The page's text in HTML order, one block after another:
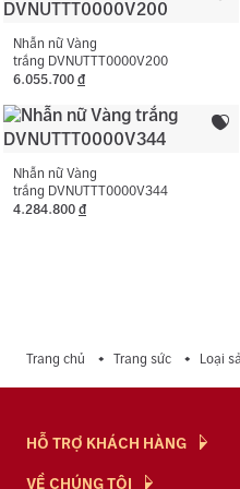
vàng.
Nhẫn nữ Vàng
trắng DVNUTTT0000V200
6.055.700 đ
Nhẫn nữ Vàng
trắng DVNUTTT0000V344
4.284.800 đ
Trang chủ Trang sức Loại
HỖ TRỢ KHÁCH HÀNG
Hỏi & Đáp
VỀ CHÚNG TÔI